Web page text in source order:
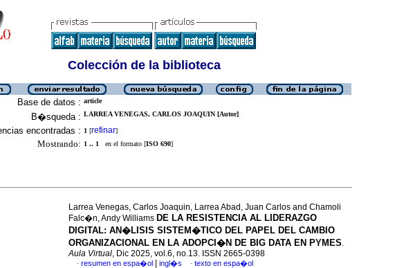
Colección de la biblioteca
Base de datos : article
B�squeda : LARREA VENEGAS, CARLOS JOAQUIN [Autor]
encontradas : 1 [refinar]
Mostrando: 1 .. 1 en el formato [ISO 690]
Larrea Venegas, Carlos Joaquin, Larrea Abad, Juan Carlos and Chamoli
Falc�n, Andy Williams DE LA RESISTENCIA AL LIDERAZGO
DIGITAL: AN�LISIS SISTEM�TICO DEL PAPEL DEL CAMBIO
ORGANIZACIONAL EN LA ADOPCI�N DE BIG DATA EN PYMES.
Aula Virtual, Dic 2025, vol.6, no.13. ISSN 2665-0398
· resumen en espa�ol ingl�s · texto en espa�ol